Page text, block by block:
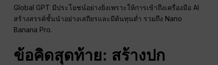
Global GPT มีประโยชน์อย่างยิ่งเพราะให้การเข้าถึงเครื่องมือ AI
สร้างสรรค์ชั้นนำอย่างเสถียรและมีต้นทุนต่ำ รวมถึง Nano
Banana Pro.
ข้อคิดสุดท้าย: สร้างปก